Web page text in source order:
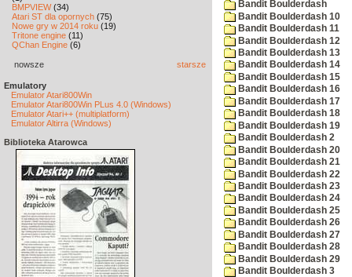
BMPVIEW(34)
Atari ST dla opornych (75)
Nowe gry w 2014 roku (19)
Tritone engine (11)
QChan Engine (6)
nowsze starsze
Emulatory
Emulator Atari800Win
Emulator Atari800Win PLus 4.0 (Windows)
Emulator Atari++ (multiplatform)
Emulator Altirra (Windows)
Biblioteka Atarowca
Bandit Boulderdash
Bandit Boulderdash 10
Bandit Boulderdash 11
Bandit Boulderdash 12
Bandit Boulderdash 13
Bandit Boulderdash 14
Bandit Boulderdash 15
Bandit Boulderdash 16
Bandit Boulderdash 17
Bandit Boulderdash 18
Bandit Boulderdash 19
Bandit Boulderdash 2
Bandit Boulderdash 20
Bandit Boulderdash 21
Bandit Boulderdash 22
Bandit Boulderdash 23
Bandit Boulderdash 24
Bandit Boulderdash 25
Bandit Boulderdash 26
Bandit Boulderdash 27
Bandit Boulderdash 28
Bandit Boulderdash 29
Bandit Boulderdash 3